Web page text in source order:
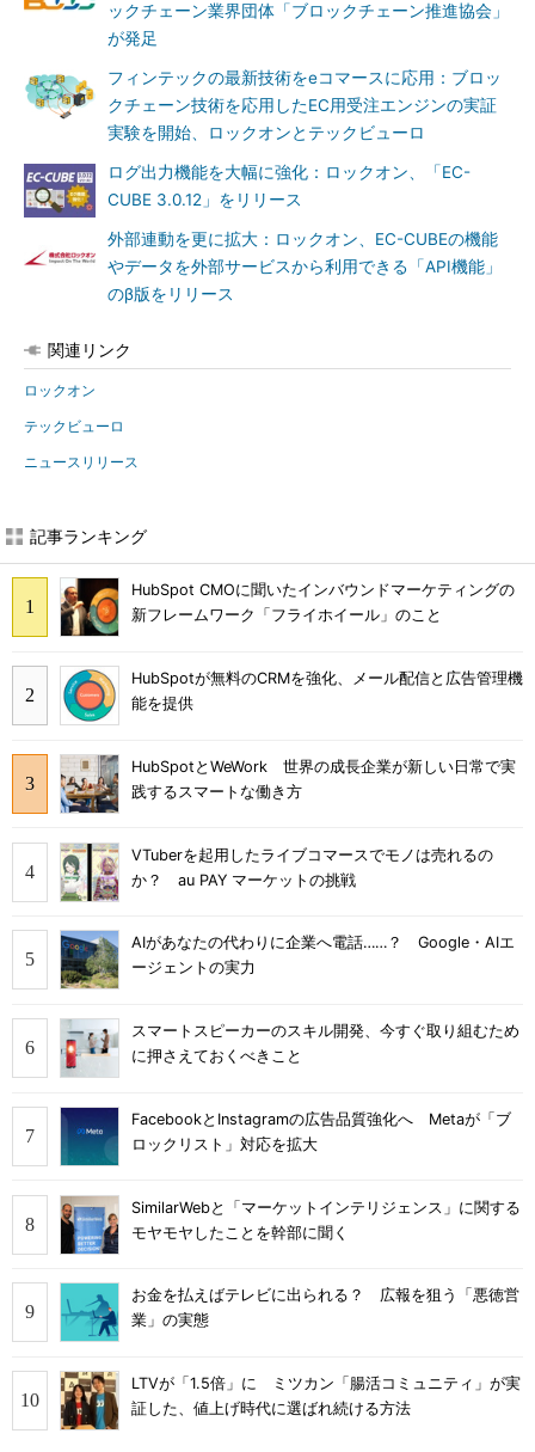
ックチェーン業界団体「ブロックチェーン推進協会」
が発足
フィンテックの最新技術をeコマースに応用：ブロッ
クチェーン技術を応用したEC用受注エンジンの実証
実験を開始、ロックオンとテックビューロ
ログ出力機能を大幅に強化：ロックオン、「EC-
CUBE 3.0.12」をリリース
外部連動を更に拡大：ロックオン、EC-CUBEの機能
やデータを外部サービスから利用できる「API機能」
のβ版をリリース
関連リンク
ロックオン
テックビューロ
ニュースリリース
記事ランキング
HubSpot CMOに聞いたインバウンドマーケティングの
新フレームワーク「フライホイール」のこと
HubSpotが無料のCRMを強化、メール配信と広告管理機
能を提供
HubSpotとWeWork 世界の成長企業が新しい日常で実
践するスマートな働き方
VTuberを起用したライブコマースでモノは売れるの
か？ au PAY マーケットの挑戦
AIがあなたの代わりに企業へ電話……？ Google・AIエ
ージェントの実力
スマートスピーカーのスキル開発、今すぐ取り組むため
に押さえておくべきこと
FacebookとInstagramの広告品質強化へ Metaが「ブ
ロックリスト」対応を拡大
SimilarWebと「マーケットインテリジェンス」に関する
モヤモヤしたことを幹部に聞く
お金を払えばテレビに出られる？ 広報を狙う「悪徳営
業」の実態
LTVが「1.5倍」に ミツカン「腸活コミュニティ」が実
証した、値上げ時代に選ばれ続ける方法